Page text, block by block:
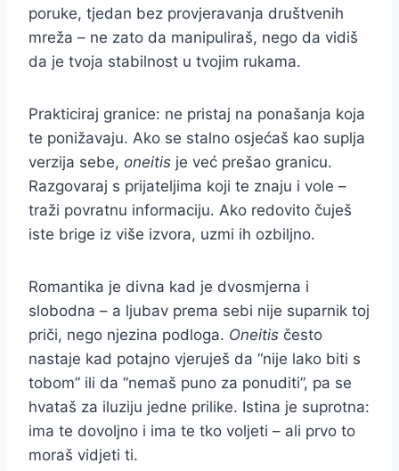
poruke, tjedan bez provjeravanja društvenih
mreža – ne zato da manipuliraš, nego da vidiš
da je tvoja stabilnost u tvojim rukama.
Prakticiraj granice: ne pristaj na ponašanja koja
te ponižavaju. Ako se stalno osjećaš kao suplja
verzija sebe, oneitis je već prešao granicu.
Razgovaraj s prijateljima koji te znaju i vole –
traži povratnu informaciju. Ako redovito čuješ
iste brige iz više izvora, uzmi ih ozbiljno.
Romantika je divna kad je dvosmjerna i
slobodna – a ljubav prema sebi nije suparnik toj
priči, nego njezina podloga. Oneitis često
nastaje kad potajno vjeruješ da “nije lako biti s
tobom” ili da “nemaš puno za ponuditi”, pa se
hvataš za iluziju jedne prilike. Istina je suprotna:
ima te dovoljno i ima te tko voljeti – ali prvo to
moraš vidjeti ti.